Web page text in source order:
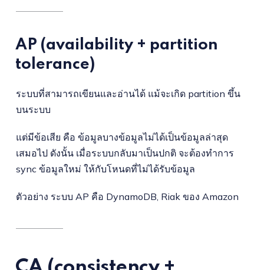
AP (availability + partition
tolerance)
ระบบที่สามารถเขียนและอ่านได้ แม้จะเกิด partition ขึ้น
บนระบบ
แต่มีข้อเสีย คือ ข้อมูลบางข้อมูลไม่ได้เป็นข้อมูลล่าสุด
เสมอไป ดังนั้น เมื่อระบบกลับมาเป็นปกติ จะต้องทำการ
sync ข้อมูลใหม่ ให้กับโหนดที่ไม่ได้รับข้อมูล
ตัวอย่าง ระบบ AP คือ DynamoDB, Riak ของ Amazon